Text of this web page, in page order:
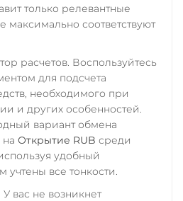
только релевантные
максимально соответствуют
расчетов. Воспользуйтесь
для подсчета
необходимого при
и других особенностей.
вариант обмена
на Открытие RUB среди
удобный
учтены все тонкости.
вас не возникнет